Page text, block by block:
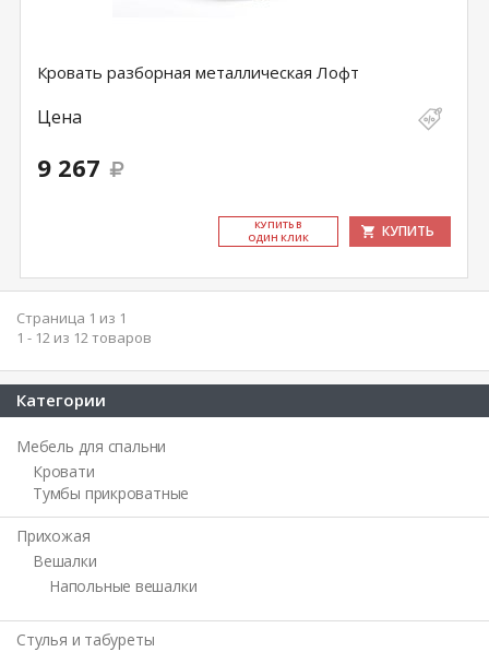
Кровать разборная металлическая Лофт
Цена
9 267
КУ­ПИТЬ В
ОДИН КЛИК
КУПИТЬ
Страница 1 из 1
1 - 12 из 12 товаров
Категории
Мебель для спальни
Кровати
Тумбы прикроватные
Прихожая
Вешалки
Напольные вешалки
Стулья и табуреты